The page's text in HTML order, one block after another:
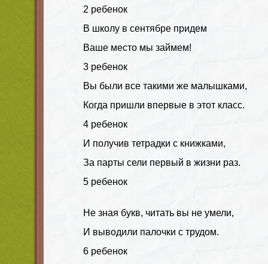
2 ребенок
В школу в сентябре придем
Ваше место мы займем!
3 ребенок
Вы были все такими же малышками,
Когда пришли впервые в этот класс.
4 ребенок
И получив тетрадки с книжками,
За парты сели первый в жизни раз.
5 ребенок
Не зная букв, читать вы не умели,
И выводили палочки с трудом.
6 ребенок